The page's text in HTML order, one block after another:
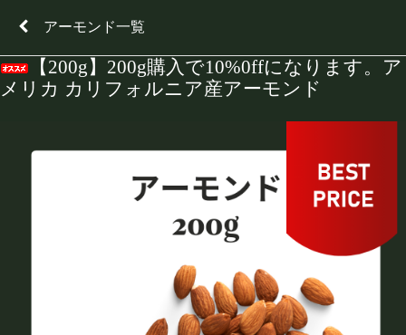
アーモンド一覧
【200g】200g購入で10%0ffになります。ア
メリカ カリフォルニア産アーモンド